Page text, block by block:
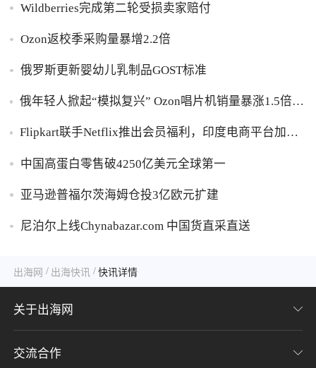
Wildberries完成第二轮受损卖家赔付
Ozon返校季采购量暴增2.2倍
俄罗斯更新婴幼儿乳制品GOST标准
俄年轻人掀起“模拟复兴” Ozon唱片机销量暴涨1.5倍黑
Flipkart联手Netflix推出会员福利，印度电商平台加码
中国高蛋白零售破4250亿美元全球第一
亚马逊普福尔茨海姆仓投3亿欧元扩建
尼泊尔上线Chynabazar.com 中国货直采直送
出海网 / 出海快讯 / 快讯详情
关于出海网
关于我们
交流合作